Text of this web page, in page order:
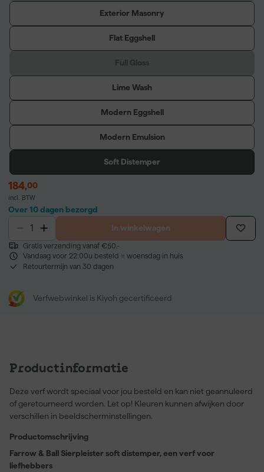
Exterior Masonry
Flat Eggshell
Lime Wash
Modern Eggshell
Modern Emulsion
Soft Distemper
184,00
incl. BTW
Over 10 dagen bezorgd
In winkelwagen
Gratis verzending vanaf €50,-
Vandaag voor 22:00u besteld = woensdag in huis
Retourtermijn van 30 dagen
Verfwebwinkel is Kiyoh gecertificeerd
Productinformatie
Deze verf wordt speciaal voor jou besteld en kan niet geannuleerd
of geretourneerd worden. Let op! Kleuren kunnen afwijken door
verschillen in beeldscherminstellingen.
Productomschrijving
Farrow & Ball Sierpleister soft distemper, een verf voor
liefhebbers